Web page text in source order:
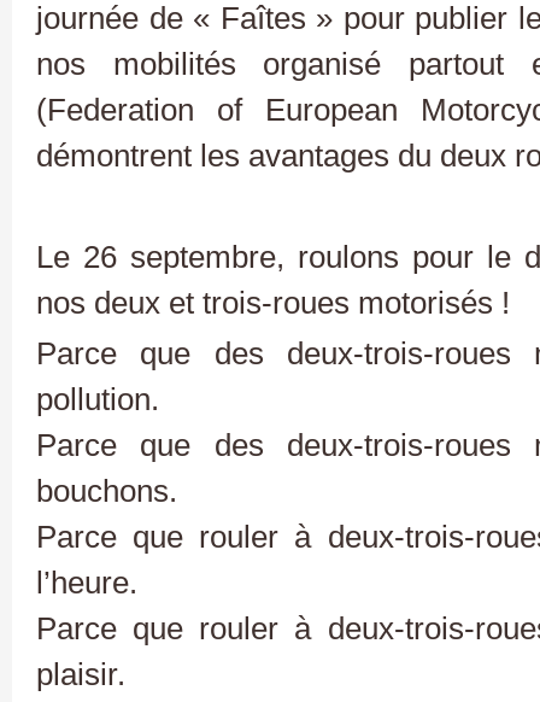
journée de « Faîtes » pour publier
nos mobilités organisé
(Federation of European
démontrent les avantages du deux
Le 26 septembre, roulons pour le
nos deux et trois-roues motorisés !
Parce que des deux-trois-roues
pollution.
Parce que des deux-trois-roues
bouchons.
Parce que rouler à deux-trois-
l’heure.
Parce que rouler à deux-trois-
plaisir.